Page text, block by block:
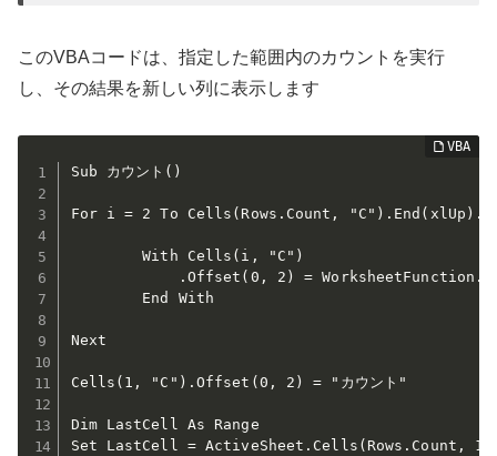
このVBAコードは、指定した範囲内のカウントを実行
し、その結果を新しい列に表示します
Sub カウント()
For i = 2 To Cells(Rows.Count,
        With Cells(i, "C")
.Offset(0, 2) =
        End With
Next
Cells(1, "C").Offset(0, 2) = "カウント"
Dim LastCell As Range
Set LastCell = ActiveSheet.Cells(Rows.Count,